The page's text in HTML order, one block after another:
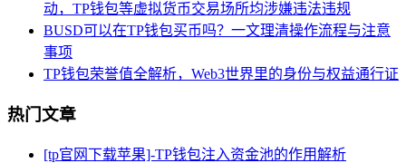
动，TP钱包等虚拟货币交易场所均涉嫌违法违规
BUSD可以在TP钱包买币吗？一文理清操作流程与注意
事项
TP钱包荣誉值全解析，Web3世界里的身份与权益通行证
热门文章
[tp官网下载苹果]-TP钱包注入资金池的作用解析